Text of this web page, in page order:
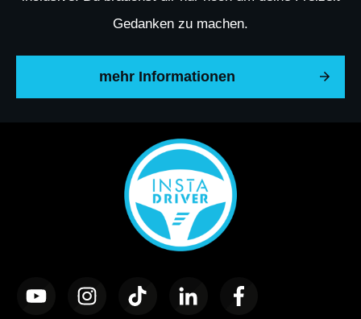
Gedanken zu machen.
mehr Informationen